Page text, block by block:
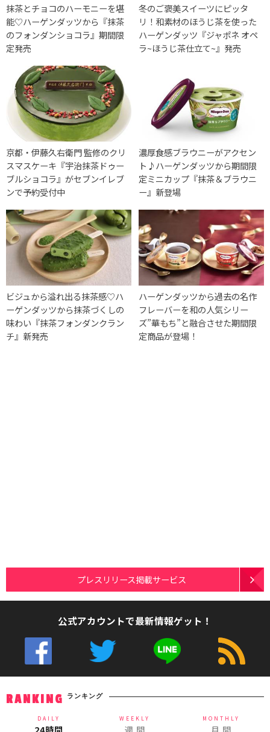
抹茶とチョコのハーモニーを堪
能♡ハーゲンダッツから『抹茶
のフォンダンショコラ』期間限
定発売
冬のご褒美スイーツにピッタ
リ！和素材のほうじ茶を使った
ハーゲンダッツ『ジャポネ オペ
ラ~ほうじ茶仕立て~』発売
京都・伊藤久右衛門 監修のクリ
スマスケーキ『宇治抹茶ドゥー
ブルショコラ』がセブンイレブ
ンで予約受付中
濃厚食感ブラウニーがアクセン
ト♪ハーゲンダッツから期間限
定ミニカップ『抹茶＆ブラウニ
ー』新登場
ビジュから溢れ出る抹茶感♡ハ
ーゲンダッツから抹茶づくしの
味わい『抹茶フォンダンクラン
チ』新発売
ハーゲンダッツから過去の名作
フレーバーを和の人気シリー
ズ”華もち”と融合させた期間限
定商品が登場！
プレスリリース掲載サービス
公式アカウントで最新情報ゲット！
RANKING ランキング
DAILY
24時間
WEEKLY
週 間
MONTHLY
月 間